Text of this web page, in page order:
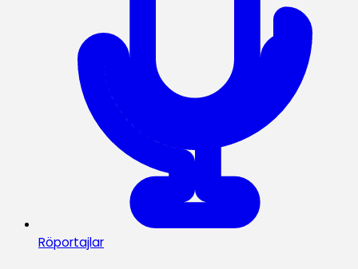
Röportajlar